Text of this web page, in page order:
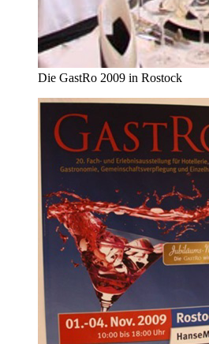
Die GastRo 2009 in Rostock